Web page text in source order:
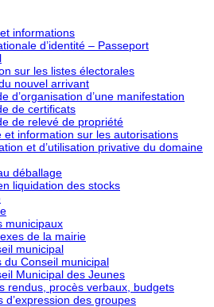
informations
d’identité – Passeport
sur les listes électorales
nouvel arrivant
d’organisation d’une manifestation
de certificats
de relevé de propriété
et information sur les autorisations
et d’utilisation privative du domaine
déballage
liquidation des stocks
municipaux
de la mairie
municipal
du Conseil municipal
Municipal des Jeunes
rendus, procès verbaux, budgets
d’expression des groupes